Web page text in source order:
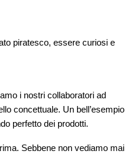
piratesco, essere curiosi e
i nostri collaboratori ad
concettuale. Un bell’esempio
perfetto dei prodotti.
Sebbene non vediamo mai